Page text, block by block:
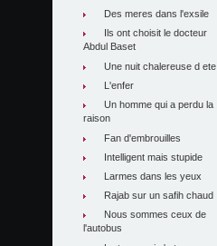
Des meres dans l'exsile
Ils ont choisit le docteur
Abdul Baset
Une nuit chalereuse d ete
L'enfer
Un homme qui a perdu la
raison
Fan d'embrouilles
Intelligent mais stupide
Larmes dans les yeux
Rajab sur un safih chaud
Nous sommes ceux de
l'autobus